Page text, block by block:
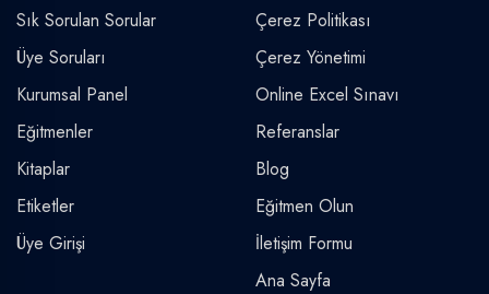
Sık Sorulan Sorular
Üye Soruları
Kurumsal Panel
Eğitmenler
Kitaplar
Etiketler
Üye Girişi
Çerez Politikası
Çerez Yönetimi
Online Excel Sınavı
Referanslar
Blog
Eğitmen Olun
İletişim Formu
Ana Sayfa